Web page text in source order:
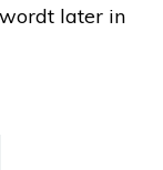
later in